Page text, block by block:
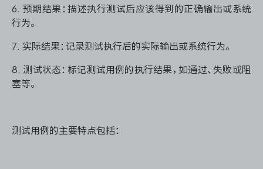
6. 预期结果：描述执行测试后应该得到的正确输出或系统
行为。
7. 实际结果：记录测试执行后的实际输出或系统行为。
8. 测试状态：标记测试用例的执行结果，如通过、失败或阻
塞等。
测试用例的主要特点包括：